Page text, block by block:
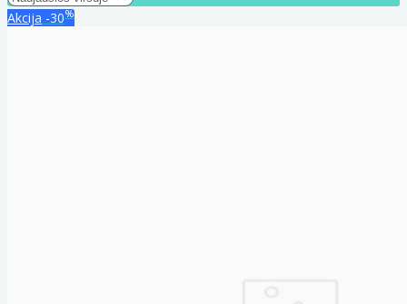
Akcija -30%